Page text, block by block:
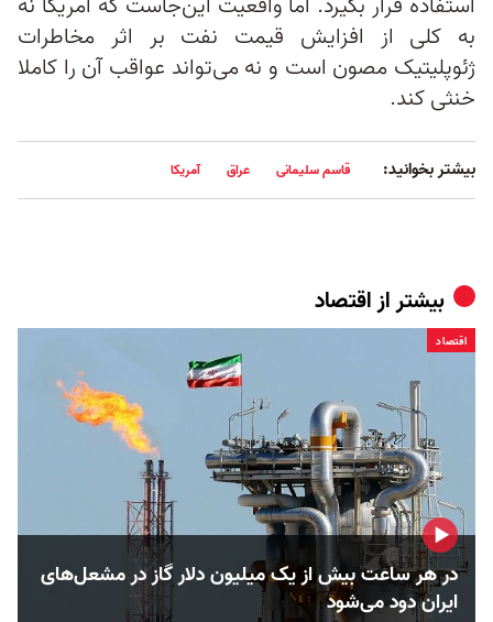
به کلی از افزایش قیمت نفت بر اثر مخاطرات
ژئوپلیتیک مصون است و نه می‌تواند عواقب آن ‌را کاملا
خنثی کند.
بیشتر بخوانید: قاسم سلیمانی عراق آمریکا
بیشتر ازاقتصاد
اقتصاد
در هر ساعت بیش از یک میلیون دلار گاز در مشعل‌های
ایران دود می‌شود